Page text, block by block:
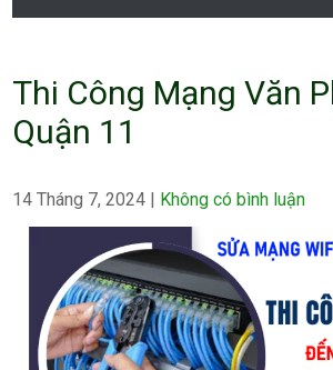
Thi Công Mạng Văn
Quận 11
14 Tháng 7, 2024 | Không có bình luận